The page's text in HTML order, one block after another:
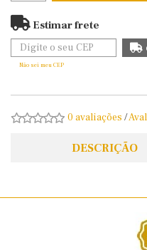
Estimar frete
Não sei meu CEP
0 avaliações /
DESCRIÇÃO